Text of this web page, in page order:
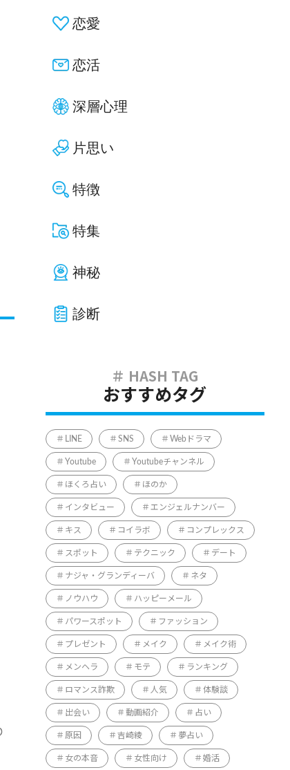
恋愛
恋活
深層心理
片思い
特徴
特集
神秘
診断
おすすめタグ
LINE SNS Webドラマ
Youtube Youtubeチャンネル
ほくろ占い ほのか
インタビュー エンジェルナンバー
キス コイラボ コンプレックス
スポット テクニック デート
ナジャ・グランディーバ ネタ
ノウハウ ハッピーメール
パワースポット ファッション
プレゼント メイク メイク術
メンヘラ モテ ランキング
ロマンス詐欺 人気 体験談
出会い 動画紹介 占い
原因 吉崎綾 夢占い
女の本音 女性向け 婚活